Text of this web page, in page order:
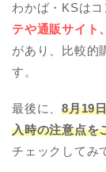
わかば・KSはコ
テや通販サイト
があり、比較的
す。
最後に、8月19
入時の注意点を
チェックしてみ